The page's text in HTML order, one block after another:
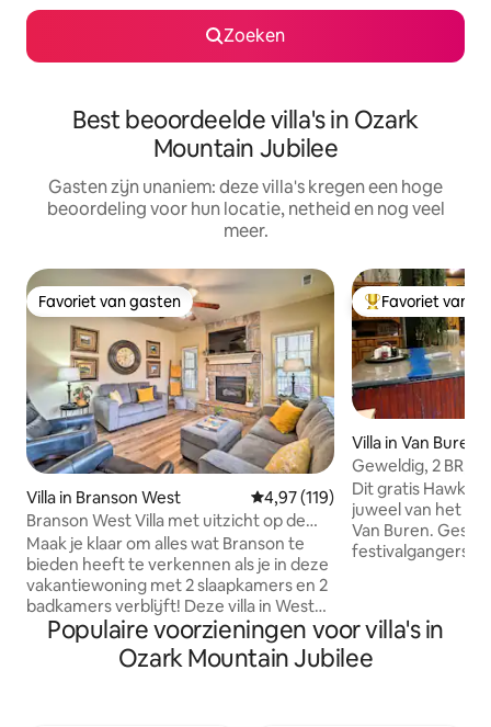
Zoeken
Best beoordeelde villa's in Ozark
Mountain Jubilee
Gasten zijn unaniem: deze villa's kregen een hoge
beoordeling voor hun locatie, netheid en nog veel
meer.
Favoriet van gasten
Favoriet van gasten
Villa in Branson West Gemiddelde beoordeling van
4,97 (119)
Branson West Villa met uitzicht op de
golfbaan en het zwembad!
Maak je klaar om alles wat Branson te
bieden heeft te verkennen als je in deze
vakantiewoning met 2 slaapkamers en 2
badkamers verblijft! Deze villa in West
Branson biedt gemakkelijke toegang tot
bezienswaardigheden in de omgeving
zoals Silver Dollar City, Branson Landing
Topfavoriet van
Favoriet van
Villa in Van Buren
Geweldig, 2 BR,
Historic Dist.
Dit gratis Hawk-
juweel van het
Van Buren.
festivalgangers,
Opera House,
Market, Freedom
Populaire voorzieningen voor villa's in
Ozark Mountain Jubilee